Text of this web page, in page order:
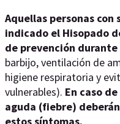
Aquellas personas con
indicado el Hisopado
de prevención durante
barbijo, ventilación de
higiene respiratoria y
vulnerables). En caso
aguda (fiebre)